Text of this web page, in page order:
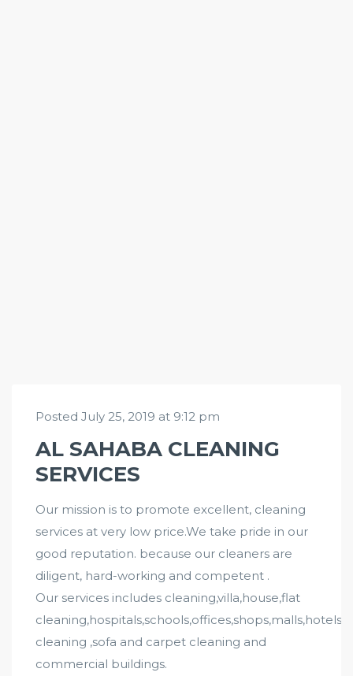
Posted July 25, 2019 at 9:12 pm
AL SAHABA CLEANING
SERVICES
Our mission is to promote excellent, cleaning
services at very low price.We take pride in our
good reputation. because our cleaners are
diligent, hard-working and competent .
Our services includes cleaning,villa,house,flat
cleaning,hospitals,schools,offices,shops,malls,hotels
cleaning ,sofa and carpet cleaning and
commercial buildings.